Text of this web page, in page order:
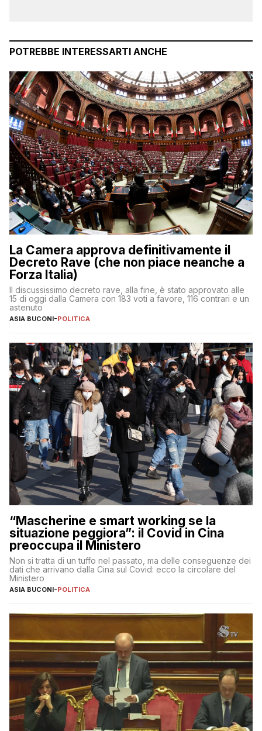
POTREBBE INTERESSARTI ANCHE
La Camera approva definitivamente il
Decreto Rave (che non piace neanche a
Forza Italia)
Il discussissimo decreto rave, alla fine, è stato approvato alle
15 di oggi dalla Camera con 183 voti a favore, 116 contrari e un
astenuto
ASIA BUCONI-POLITICA
“Mascherine e smart working se la
situazione peggiora”: il Covid in Cina
preoccupa il Ministero
Non si tratta di un tuffo nel passato, ma delle conseguenze dei
dati che arrivano dalla Cina sul Covid: ecco la circolare del
Ministero
ASIA BUCONI-POLITICA